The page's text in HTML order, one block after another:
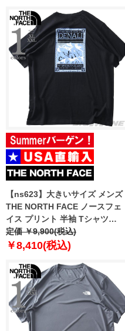
【ns623】大きいサイズ メンズ
THE NORTH FACE ノースフェ
イス プリント 半袖 Tシャツ
NORTH FACES REG SS TEE
USA直輸入 nf0a8guw-jk3
定価 ￥9,900(税込)
￥8,410(税込)